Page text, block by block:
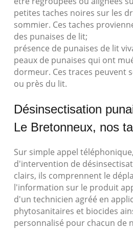
petites taches noires sur les
sommier. Ces taches
des punaises de lit;
présence de punaises de lit
peaux de punaises qui ont
dormeur. Ces traces peuvent
ou près du lit.
Désinsectisation
Le Bretonneux, nos
Sur simple appel
d'intervention de
clairs, ils comprennent le
l'information sur le produit
d'un technicien agréé en
phytosanitaires et biocides
personnalisé pour chacun de